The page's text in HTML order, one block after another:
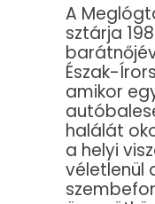
A
sztárja
Észak-
amikor
halálát
a helyi
véletlenül